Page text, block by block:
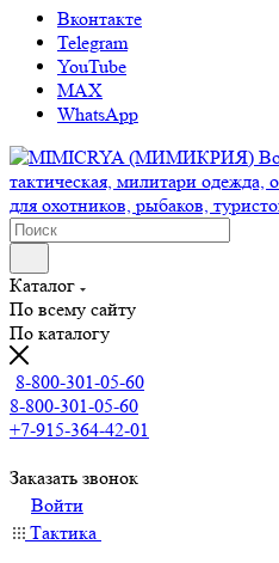
Вконтакте
Telegram
YouTube
MAX
WhatsApp
Каталог
По всему сайту
По каталогу
8-800-301-05-60
8-800-301-05-60
+7-915-364-42-01
Заказать звонок
Войти
Тактика